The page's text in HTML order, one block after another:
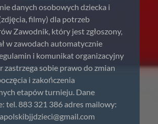
danych osobowych dziecka i
filmy) dla potrzeb
Zawodnik, który jest zgłoszony,
w zawodach automatycznie
i komunikat organizacyjny
zastrzega sobie prawo do zmian
i zakończenia
etapów turnieju. Dane
tel. 883 321 386 adres mailowy: